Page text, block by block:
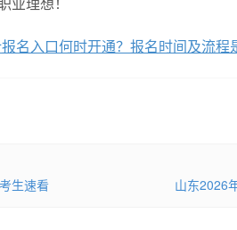
名入口何时开通？报名时间及流程
生速看
山东2026